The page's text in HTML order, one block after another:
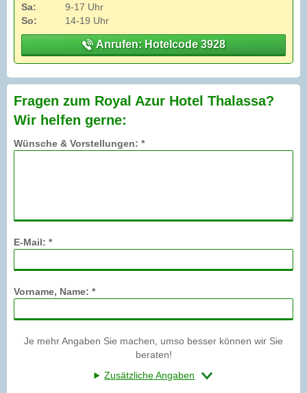
Sa:
9-17 Uhr
So:
14-19 Uhr
Anrufen: Hotelcode 3928
Fragen zum Royal Azur Hotel Thalassa?
Wir helfen gerne:
Wünsche & Vorstellungen: *
E-Mail: *
Vorname, Name: *
Je mehr Angaben Sie machen, umso besser können wir Sie
beraten!
Zusätzliche Angaben